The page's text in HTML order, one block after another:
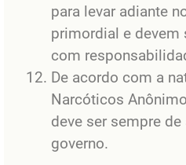
para levar adiante
primordial e devem
com
De acordo com a
Narcóticos
deve ser sempre
governo.